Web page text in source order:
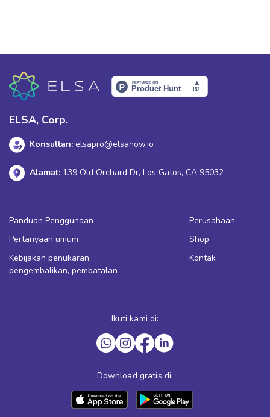
ELSA, Corp.
Konsultan: elsapro@elsanow.io
Alamat: 139 Old Orchard Dr, Los Gatos, CA 95032
Panduan Penggunaan
Pertanyaan umum
Kebijakan penukaran,
pengembalikan, pembatalan
Perusahaan
Shop
Kontak
Ikuti kami di:
Download gratis di: